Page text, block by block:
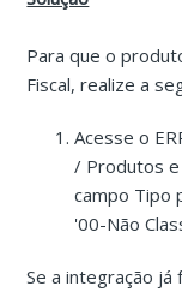
Para que o
Fiscal, realize a
Acesse o
/ Produtos
campo Tipo
'00-Não
Se a integração